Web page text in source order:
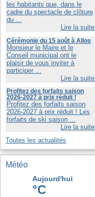
les habitants que, dans le
cadre du spectacle de clôture
du ...
Lire la suite
Cérémonie du 15 août à Allos
Monsieur le Maire et le
Conseil municipal ont le
plaisir de vous inviter à
participer ...
Lire la suite
Profitez des forfaits saison
2026-2027 à prix réduit !
Profitez des forfaits saison
2026-2027 à prix réduit ! Les
forfaits de ski saison ...
Lire la suite
Toutes les actualités
Météo
Aujourd'hui
°C